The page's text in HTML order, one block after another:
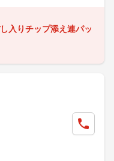
入りチップ添え連パッ